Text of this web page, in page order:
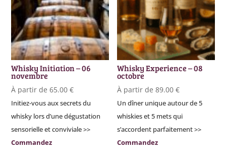
Whisky Initiation – 06
novembre
À partir de65.00€
Initiez-vous aux secrets du
whisky lors d’une dégustation
sensorielle et conviviale >>
Commandez
Whisky Experience – 08
octobre
À partir de89.00€
Un dîner unique autour de 5
whiskies et 5 mets qui
s’accordent parfaitement >>
Commandez